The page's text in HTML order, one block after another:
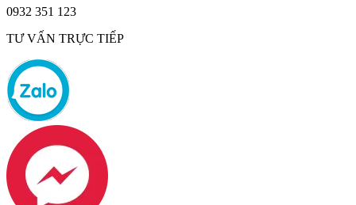
0932 351 123
TƯ VẤN TRỰC TIẾP